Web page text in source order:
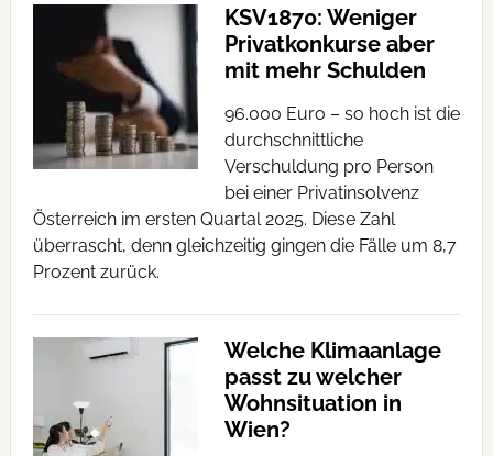
KSV1870: Weniger
Privatkonkurse aber
mit mehr Schulden
96.000 Euro – so hoch ist die
durchschnittliche
Verschuldung pro Person
bei einer Privatinsolvenz
Österreich im ersten Quartal 2025. Diese Zahl
überrascht, denn gleichzeitig gingen die Fälle um 8,7
Prozent zurück.
Welche Klimaanlage
passt zu welcher
Wohnsituation in
Wien?